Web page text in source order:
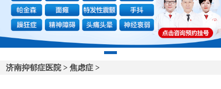
济南抑郁症医院> 焦虑症>